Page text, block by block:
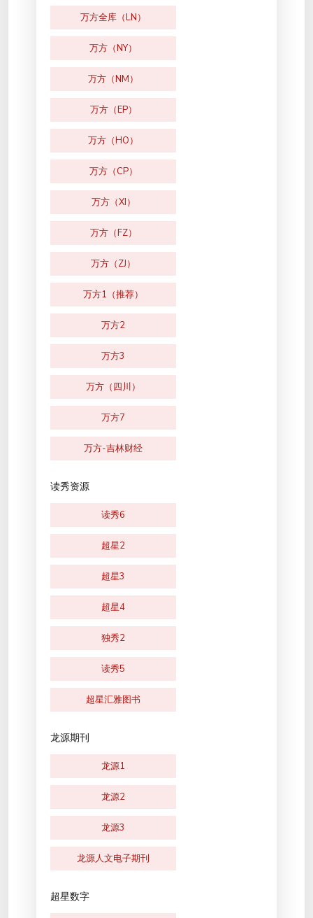
万方全库（LN）
万方（NY）
万方（NM）
万方（EP）
万方（HO）
万方（CP）
万方（XI）
万方（FZ）
万方（ZJ）
万方1（推荐）
万方2
万方3
万方（四川）
万方7
万方-吉林财经
读秀资源
读秀6
超星2
超星3
超星4
独秀2
读秀5
超星汇雅图书
龙源期刊
龙源1
龙源2
龙源3
龙源人文电子期刊
超星数字